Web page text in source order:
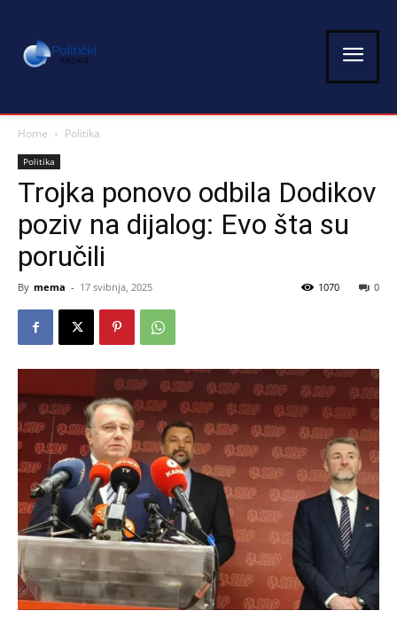
Home Politika
Politika
Trojka ponovo odbila Dodikov
poziv na dijalog: Evo šta su
poručili
By mema - 17 svibnja, 2025 0
1070